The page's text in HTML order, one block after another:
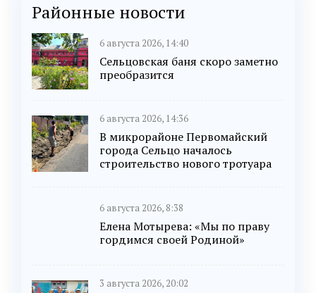
Районные новости
6 августа 2026, 14:40
Сельцовская баня скоро заметно
преобразится
6 августа 2026, 14:36
В микрорайоне Первомайский
города Сельцо началось
строительство нового тротуара
6 августа 2026, 8:38
Елена Мотырева: «Мы по праву
гордимся своей Родиной»
3 августа 2026, 20:02